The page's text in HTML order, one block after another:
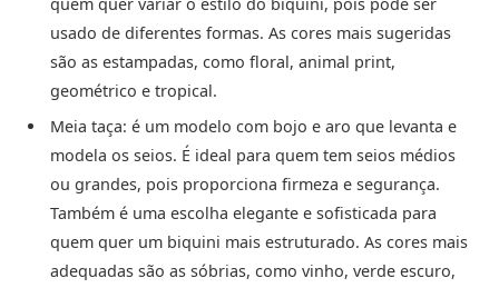
usado de diferentes formas. As cores mais sugeridas
são as estampadas, como floral, animal print,
geométrico e tropical.
Meia taça: é um modelo com bojo e aro que levanta e
modela os seios. É ideal para quem tem seios médios
ou grandes, pois proporciona firmeza e segurança.
Também é uma escolha elegante e sofisticada para
quem quer um biquini mais estruturado. As cores mais
adequadas são as sóbrias, como vinho, verde escuro,